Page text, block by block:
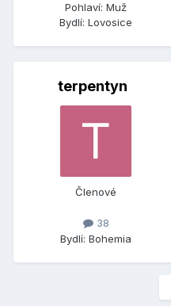
Pohlaví: Muž
Bydlí: Lovosice
terpentyn
Členové
38
Bydlí: Bohemia